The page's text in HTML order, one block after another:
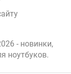
- новинки,
ноутбуков.